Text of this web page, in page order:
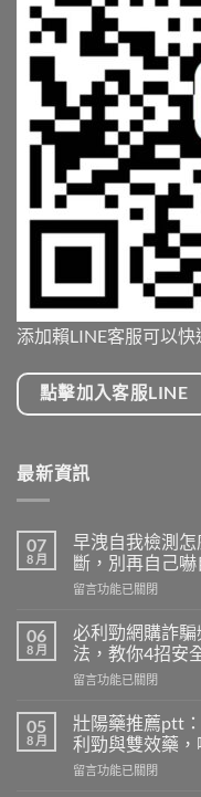
添加賴LINE客服可以快
點擊加入客服LINE
最新資訊
07
8 月
早洩自我檢測
斷，別再自己嚇
在
洩
自
我
檢
怎
麼
做？
藥
留言功能已關閉
06
8 月
必利勁網購詐
法，教你4招安
在
利
勁
網
購
留言功能已關閉
05
8 月
壯陽藥推薦ptt
利勁與雙效藥，
在
留言功能已關閉